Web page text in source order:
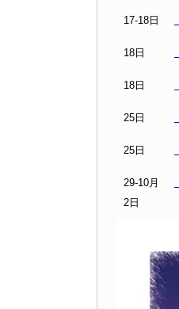
17-18日
18日
18日
25日
25日
29-10月
2日